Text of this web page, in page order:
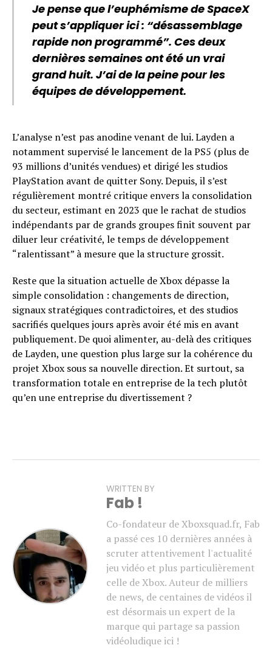
Je pense que l’euphémisme de SpaceX
peut s’appliquer ici : “désassemblage
rapide non programmé”. Ces deux
dernières semaines ont été un vrai
grand huit. J’ai de la peine pour les
équipes de développement.
L’analyse n’est pas anodine venant de lui. Layden a
notamment supervisé le lancement de la PS5 (plus de
93 millions d’unités vendues) et dirigé les studios
PlayStation avant de quitter Sony. Depuis, il s’est
régulièrement montré critique envers la consolidation
du secteur, estimant en 2023 que le rachat de studios
indépendants par de grands groupes finit souvent par
diluer leur créativité, le temps de développement
“ralentissant” à mesure que la structure grossit.
Reste que la situation actuelle de Xbox dépasse la
simple consolidation : changements de direction,
signaux stratégiques contradictoires, et des studios
sacrifiés quelques jours après avoir été mis en avant
publiquement. De quoi alimenter, au-delà des critiques
de Layden, une question plus large sur la cohérence du
projet Xbox sous sa nouvelle direction. Et surtout, sa
transformation totale en entreprise de la tech plutôt
qu’en une entreprise du divertissement ?
WRITTEN BY
Fab !
Co-fondateur de Xboxsquad.fr, Fab
a passé ces 10 dernières années à
scruter attentivement l'actualité
jeu vidéo et plus particulièrement
celle de Xbox. Auteur de milliers
de news, de centaines de vidéos il
est désormais un expert de la
marque qui partage sa passion
vidéoludique ici !